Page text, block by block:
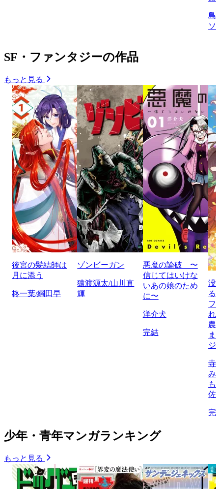
島
ソ
SF・ファンタジーの作品
もっと見る
後宮の髪結師は
月に添う
柊一葉/綱田早
ゾンビーガン
猿渡源太/山川直
輝
悪魔の論破 〜
信じてはいけな
いあの娘のため
に〜
洋介犬
完結
没
る
フ
れ
農
ま
ジ
寺
み
も
佐
完
少年・青年マンガランキング
もっと見る